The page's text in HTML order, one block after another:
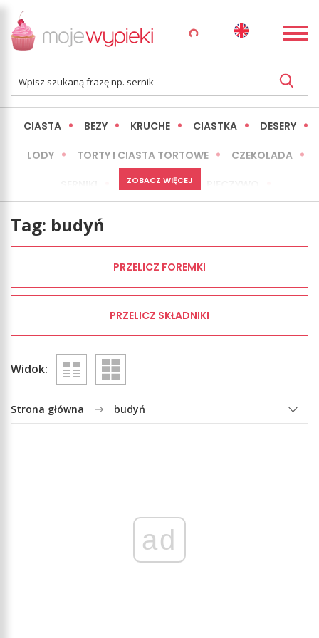
CIASTA BEZY KRUCHE CIASTKA DESERY
LODY TORTY I CIASTA TORTOWE CZEKOLADA
MINI WYPIEKI
ZOBACZ WIĘCEJ
Tag: budyń
PRZELICZ FOREMKI
PRZELICZ SKŁADNIKI
Widok:
Strona główna budyń
ad